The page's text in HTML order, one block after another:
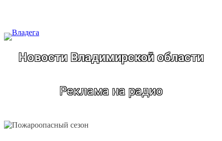
Новости Владимирской области
Реклама на радио